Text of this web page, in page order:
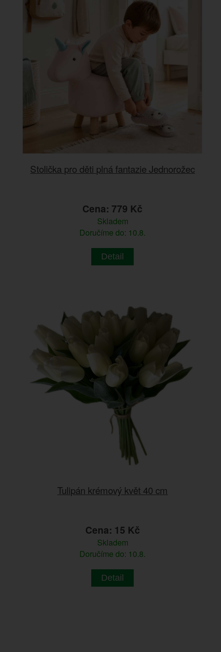
Stolička pro děti plná fantazie Jednorožec
Cena: 779 Kč
Skladem
Doručíme do: 10.8.
Detail
Tulipán krémový květ 40 cm
Cena: 15 Kč
Skladem
Doručíme do: 10.8.
Detail